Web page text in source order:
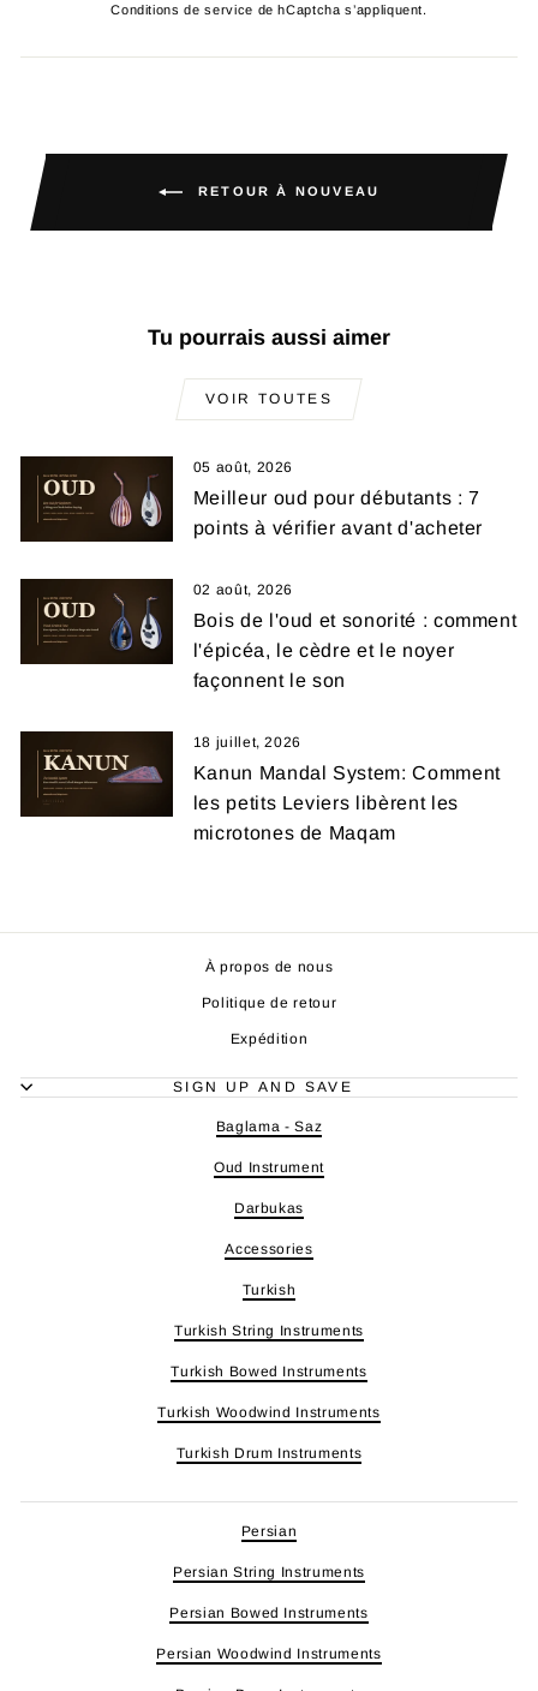
Conditions de service de hCaptcha s’appliquent.
RETOUR À NOUVEAU
Tu pourrais aussi aimer
VOIR TOUTES
05 août, 2026
Meilleur oud pour débutants : 7
points à vérifier avant d'acheter
02 août, 2026
Bois de l'oud et sonorité : comment
l'épicéa, le cèdre et le noyer
façonnent le son
18 juillet, 2026
Kanun Mandal System: Comment
les petits Leviers libèrent les
microtones de Maqam
À propos de nous
Politique de retour
Expédition
SIGN UP AND SAVE
Baglama - Saz
Oud Instrument
Darbukas
Accessories
Turkish
Turkish String Instruments
Turkish Bowed Instruments
Turkish Woodwind Instruments
Turkish Drum Instruments
Persian
Persian String Instruments
Persian Bowed Instruments
Persian Woodwind Instruments